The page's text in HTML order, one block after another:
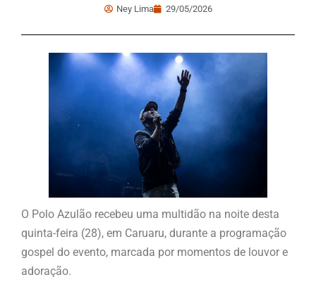
Ney Lima 29/05/2026
O Polo Azulão recebeu uma multidão na noite desta
quinta-feira (28), em Caruaru, durante a programação
gospel do evento, marcada por momentos de louvor e
adoração.